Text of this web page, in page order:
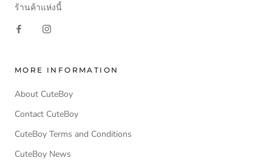
ร้านค้าแห่งนี้
MORE INFORMATION
About CuteBoy
Contact CuteBoy
CuteBoy Terms and Conditions
CuteBoy News